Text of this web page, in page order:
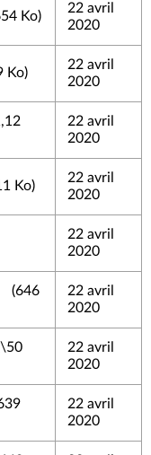
Ko)
22 avril
2020
Ko)
22 avril
2020
22 avril
2020
Ko)
22 avril
2020
22 avril
2020
(646
22 avril
2020
22 avril
2020
22 avril
2020